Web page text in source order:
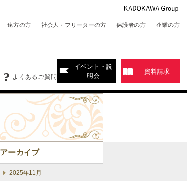
遠方の方 社会人・フリーターの方 保護者の方 企業の方
よくあるご質問
イベント・説
明会
資料請求
アーカイブ
2025年11月